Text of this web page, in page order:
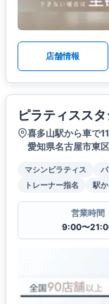
店舗情報
ピラティスス
喜多山駅から車で
愛知県名古屋市東
マシンピラティス
トレーナー指名
駅
営業時間
9:00〜